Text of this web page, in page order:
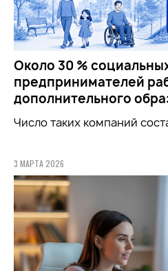
Около 30 %
предпринимателей
дополнительного
Число таких компаний
3 МАРТА 2026